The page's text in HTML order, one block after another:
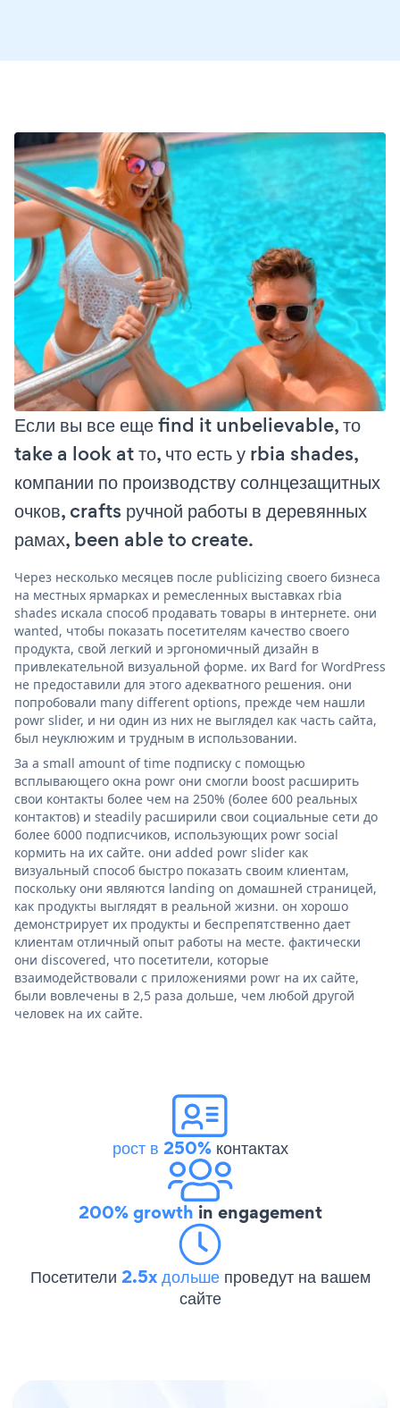
Если вы все еще find it unbelievable, то
take a look at то, что есть у rbia shades,
компании по производству солнцезащитных
очков, crafts ручной работы в деревянных
рамах, been able to create.
Через несколько месяцев после publicizing своего бизнеса
на местных ярмарках и ремесленных выставках rbia
shades искала способ продавать товары в интернете. они
wanted, чтобы показать посетителям качество своего
продукта, свой легкий и эргономичный дизайн в
привлекательной визуальной форме. их Bard for WordPress
не предоставили для этого адекватного решения. они
попробовали many different options, прежде чем нашли
powr slider, и ни один из них не выглядел как часть сайта,
был неуклюжим и трудным в использовании.
За a small amount of time подписку с помощью
всплывающего окна powr они смогли boost расширить
свои контакты более чем на 250% (более 600 реальных
контактов) и steadily расширили свои социальные сети до
более 6000 подписчиков, использующих powr social
кормить на их сайте. они added powr slider как
визуальный способ быстро показать своим клиентам,
поскольку они являются landing on домашней страницей,
как продукты выглядят в реальной жизни. он хорошо
демонстрирует их продукты и беспрепятственно дает
клиентам отличный опыт работы на месте. фактически
они discovered, что посетители, которые
взаимодействовали с приложениями powr на их сайте,
были вовлечены в 2,5 раза дольше, чем любой другой
человек на их сайте.
рост в 250%контактах
200% growth in engagement
Посетители 2.5x дольше проведут на вашем
сайте